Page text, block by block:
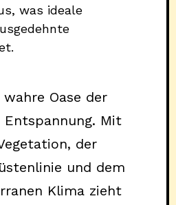
was ideale
Oase der
Mit
der
und dem
Klima zieht